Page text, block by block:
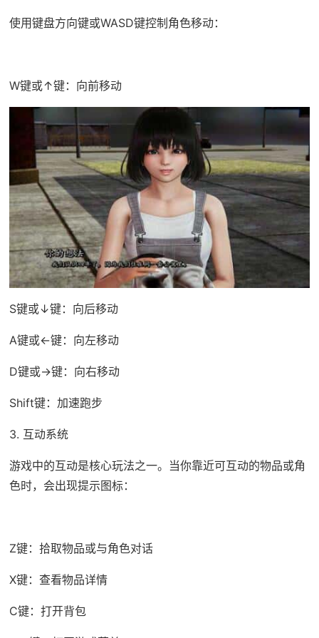
使用键盘方向键或WASD键控制角色移动：
W键或↑键：向前移动
S键或↓键：向后移动
A键或←键：向左移动
D键或→键：向右移动
Shift键：加速跑步
3. 互动系统
游戏中的互动是核心玩法之一。当你靠近可互动的物品或角
色时，会出现提示图标：
Z键：拾取物品或与角色对话
X键：查看物品详情
C键：打开背包